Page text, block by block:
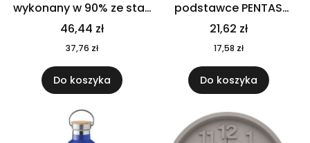
wykonany w 90% ze stali
nierdzewnej
pochodzącej z
recyklingu 520 ml 94294
46,44 zł
37,76 zł
Do koszyka
podstawce PENTAS
MO6282-40
21,62 zł
17,58 zł
Do koszyka